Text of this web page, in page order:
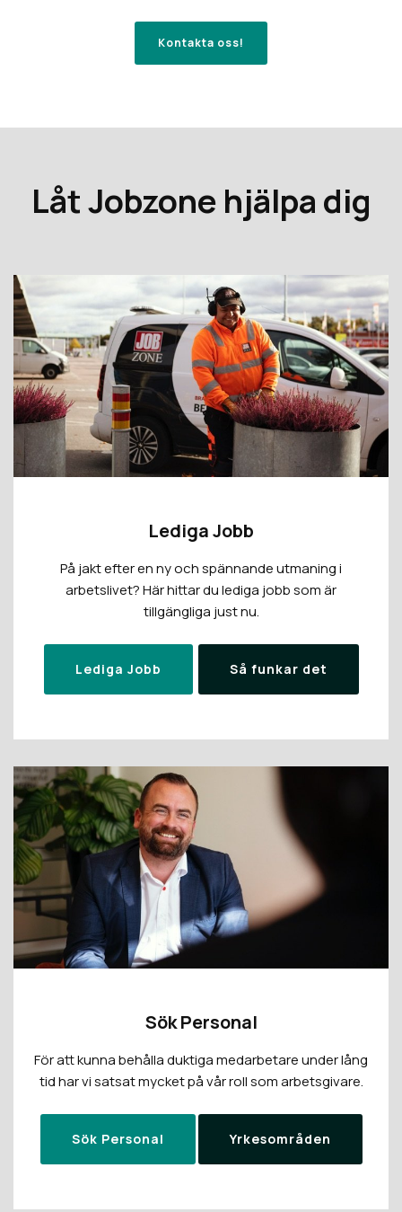
Kontakta oss!
Låt Jobzone hjälpa dig
Lediga Jobb
På jakt efter en ny och spännande utmaning i
arbetslivet? Här hittar du lediga jobb som är
tillgängliga just nu.
Lediga Jobb Så funkar det
Sök Personal
För att kunna behålla duktiga medarbetare under lång
tid har vi satsat mycket på vår roll som arbetsgivare.
Sök Personal Yrkesområden